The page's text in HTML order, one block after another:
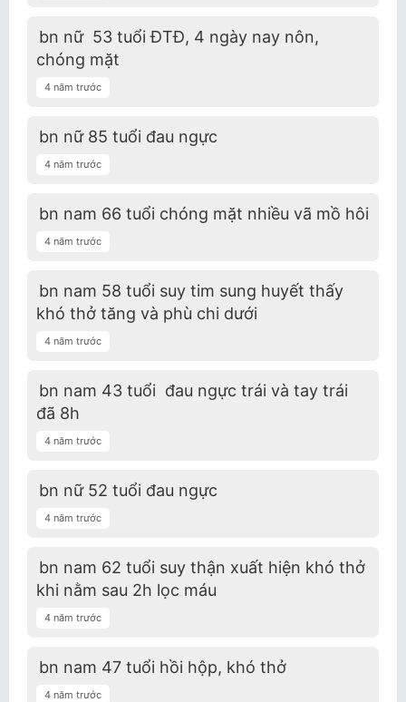
bn nữ 53 tuổi ĐTĐ, 4 ngày nay nôn,
chóng mặt
4 năm trước
bn nữ 85 tuổi đau ngực
4 năm trước
bn nam 66 tuổi chóng mặt nhiều vã mồ hôi
4 năm trước
bn nam 58 tuổi suy tim sung huyết thấy
khó thở tăng và phù chi dưới
4 năm trước
bn nam 43 tuổi đau ngực trái và tay trái
đã 8h
4 năm trước
bn nữ 52 tuổi đau ngực
4 năm trước
bn nam 62 tuổi suy thận xuất hiện khó thở
khi nằm sau 2h lọc máu
4 năm trước
bn nam 47 tuổi hồi hộp, khó thở
4 năm trước